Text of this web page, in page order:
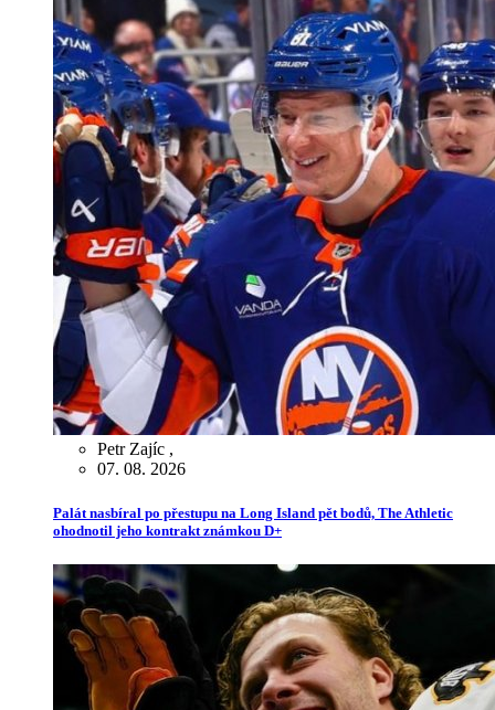
Petr Zajíc ,
07. 08. 2026
Palát nasbíral po přestupu na Long Island pět bodů, The Athletic
ohodnotil jeho kontrakt známkou D+